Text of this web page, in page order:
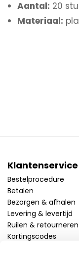
Aantal: 20
Materiaal:
Klantenservice
Bestelprocedure
Betalen
Bezorgen & afhalen
Levering & levertijd
Ruilen & retourneren
Kortingscodes